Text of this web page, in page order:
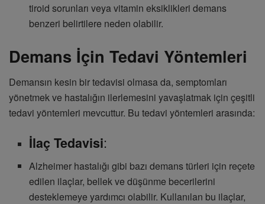
tiroid sorunları veya vitamin eksiklikleri demans
benzeri belirtilere neden olabilir.
Demans İçin Tedavi Yöntemleri
Demansın kesin bir tedavisi olmasa da, semptomları
yönetmek ve hastalığın ilerlemesini yavaşlatmak için çeşitli
tedavi yöntemleri mevcuttur. Bu tedavi yöntemleri arasında:
İlaç Tedavisi:
Alzheimer hastalığı gibi bazı demans türleri için reçete
edilen ilaçlar, bellek ve düşünme becerilerini
desteklemeye yardımcı olabilir. Kullanılan bu ilaçlar,